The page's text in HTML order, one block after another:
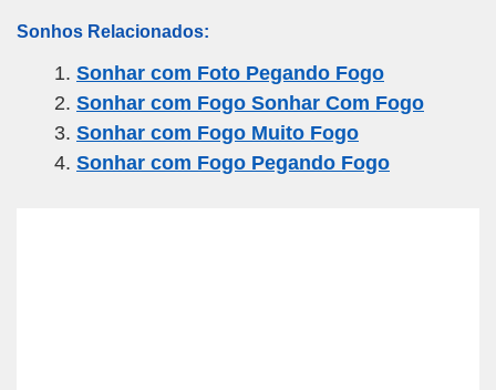
ail c
e
b
o
tt
er
e
gr
a
m
s
A
p
e
Sonhos Relacionados:
Sonhar com Foto Pegando Fogo
Sonhar com Fogo Sonhar Com Fogo
Sonhar com Fogo Muito Fogo
Sonhar com Fogo Pegando Fogo